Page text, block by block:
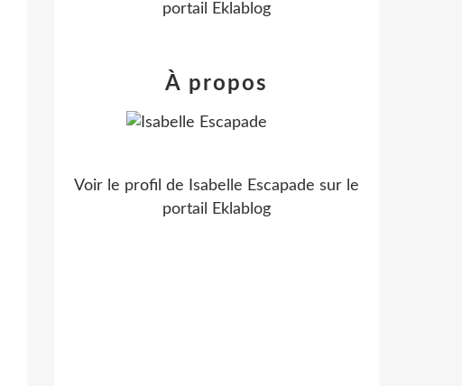
portail Eklablog
À propos
Voir le profil de Isabelle Escapade sur le
portail Eklablog